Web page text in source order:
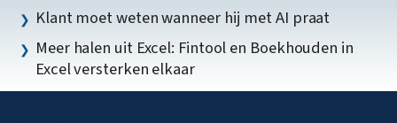
Klant moet weten wanneer hij met AI praat
Meer halen uit Excel: Fintool en Boekhouden in
Excel versterken elkaar